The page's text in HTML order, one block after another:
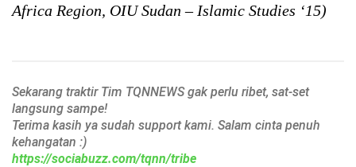
Africa Region, OIU Sudan – Islamic Studies ‘15)
Sekarang traktir Tim TQNNEWS gak perlu ribet, sat-set
langsung sampe!
Terima kasih ya sudah support kami. Salam cinta penuh
kehangatan :)
https://sociabuzz.com/tqnn/tribe